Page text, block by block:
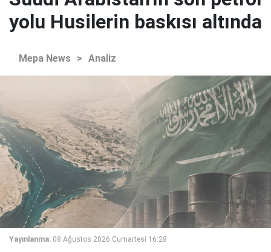
yolu Husilerin baskısı altında
Mepa News > Analiz
Yayınlanma: 08 Ağustos 2026 Cumartesi 16:28